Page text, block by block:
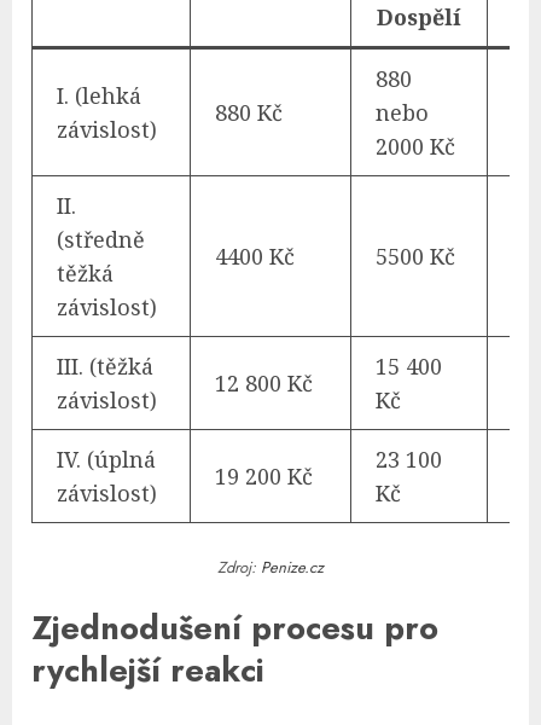
Dospělí
I. (lehká
závislost)
880 Kč
880
nebo
2000 Kč
II.
(středně
těžká
závislost)
4400 Kč 5500 Kč
III. (těžká
závislost)
12 800 Kč
15 400
Kč
IV. (úplná
závislost)
19 200 Kč
23 100
Kč
Zdroj: Penize.cz
Zjednodušení procesu pro
rychlejší reakci